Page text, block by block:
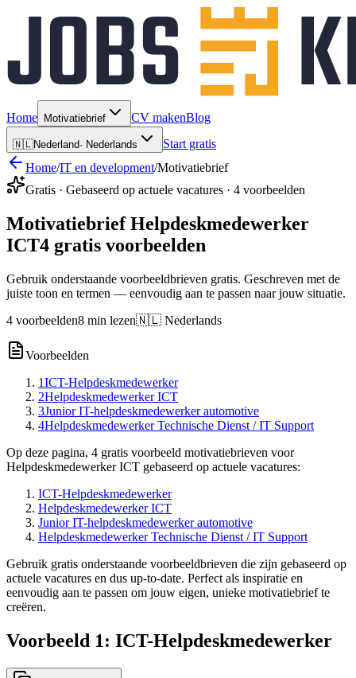
Home Motivatiebrief CV makenBlog
🇳🇱Nederland· Nederlands
Start gratis
Home/IT en development/Motivatiebrief
Gratis · Gebaseerd op actuele vacatures · 4 voorbeelden
Motivatiebrief Helpdeskmedewerker
ICT4 gratis voorbeelden
Gebruik onderstaande voorbeeldbrieven gratis. Geschreven met de
juiste toon en termen — eenvoudig aan te passen naar jouw situatie.
4 voorbeelden8 min lezen🇳🇱 Nederlands
Voorbeelden
1ICT-Helpdeskmedewerker
2Helpdeskmedewerker ICT
3Junior IT-helpdeskmedewerker automotive
4Helpdeskmedewerker Technische Dienst / IT Support
Op deze pagina, 4 gratis voorbeeld motivatiebrieven voor
Helpdeskmedewerker ICT gebaseerd op actuele vacatures:
ICT-Helpdeskmedewerker
Helpdeskmedewerker ICT
Junior IT-helpdeskmedewerker automotive
Helpdeskmedewerker Technische Dienst / IT Support
Gebruik gratis onderstaande voorbeeldbrieven die zijn gebaseerd op
actuele vacatures en dus up-to-date. Perfect als inspiratie en
eenvoudig aan te passen om jouw eigen, unieke motivatiebrief te
creëren.
Voorbeeld 1: ICT-Helpdeskmedewerker